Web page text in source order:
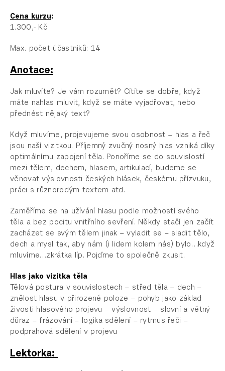
Cena kurzu:
1.300,- Kč
Max. počet účastníků: 14
Anotace:
Jak mluvíte? Je vám rozumět? Cítíte se dobře, když
máte nahlas mluvit, když se máte vyjadřovat, nebo
přednést nějaký text?
Když mluvíme, projevujeme svou osobnost – hlas a řeč
jsou naší vizitkou. Příjemný zvučný nosný hlas vzniká díky
optimálnímu zapojení těla. Ponoříme se do souvislostí
mezi tělem, dechem, hlasem, artikulací, budeme se
věnovat výslovnosti českých hlásek, českému přízvuku,
práci s různorodým textem atd.
Zaměříme se na užívání hlasu podle možností svého
těla a bez pocitu vnitřního sevření. Někdy stačí jen začít
zacházet se svým tělem jinak – vyladit se – sladit tělo,
dech a mysl tak, aby nám (i lidem kolem nás) bylo…když
mluvíme…zkrátka líp. Pojďme to společně zkusit.
Hlas jako vizitka těla
Tělová postura v souvislostech – střed těla – dech –
znělost hlasu v přirozené poloze – pohyb jako základ
živosti hlasového projevu – výslovnost – slovní a větný
důraz – frázování – logika sdělení – rytmus řeči –
podprahová sdělení v projevu
Lektorka: